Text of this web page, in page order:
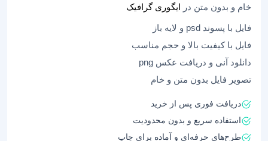
خام و بدون متن در
ایگوری گرافیک
فایل با پسوند psd و لایه باز
فایل با کیفیت بالا و حجم مناسب
دانلود آنی و دریافت عکس png
تصویر فایل بدون متن و خام
دریافت فوری پس از خرید
استفاده سریع و بدون محدودیت
طرح‌های حرفه‌ای و آماده برای چاپ